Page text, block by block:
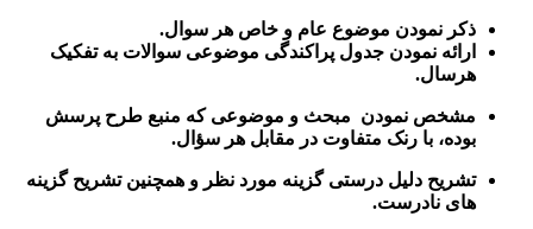
ذکر نمودن موضوع عام و خاص هر سوال.
ارائه نمودن جدول پراکندگی موضوعی سوالات به تفکیک
هرسال.
مشخص نمودن مبحث و موضوعی که منبع طرح پرسش
بوده، با رنک متفاوت در مقابل هر سؤال.
تشریح دلیل درستی گزینه مورد نظر و همچنین تشریح گزینه
های نادرست.